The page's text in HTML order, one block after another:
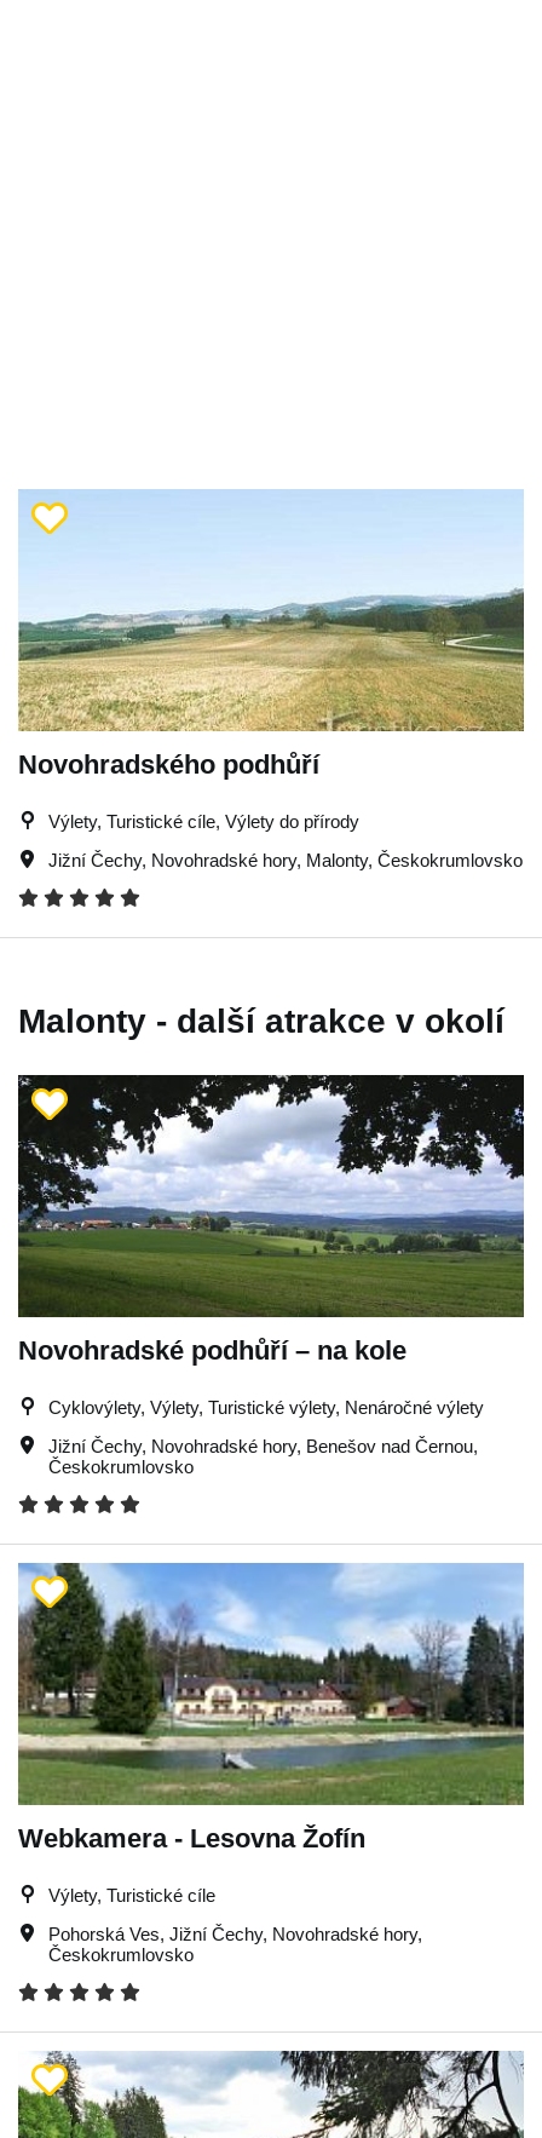
Novohradského podhůří
Výlety, Turistické cíle, Výlety do přírody
Jižní Čechy, Novohradské hory, Malonty, Českokrumlovsko
Malonty - další atrakce v okolí
Novohradské podhůří – na kole
Cyklovýlety, Výlety, Turistické výlety, Nenáročné výlety
Jižní Čechy, Novohradské hory, Benešov nad Černou,
Českokrumlovsko
Webkamera - Lesovna Žofín
Výlety, Turistické cíle
Pohorská Ves, Jižní Čechy, Novohradské hory,
Českokrumlovsko